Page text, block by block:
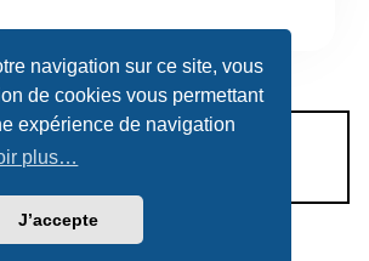
navigation sur ce site, vous
de cookies vous permettant
expérience de navigation
plus…
J’accepte
D’UTILISATION
DE VIE PRIVÉE
Héritage & Succession